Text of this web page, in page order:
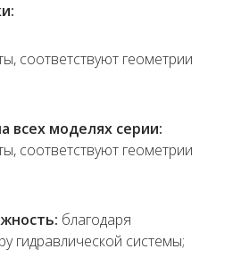
соответствуют геометрии
всех моделях cерии:
соответствуют геометрии
благодаря
гидравлической системы;